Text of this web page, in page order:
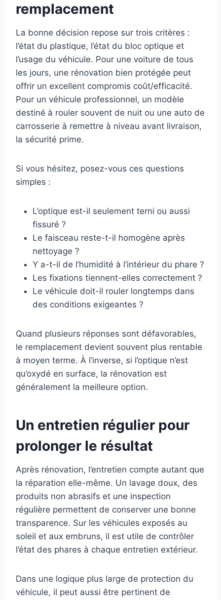
remplacement
La bonne décision repose sur trois critères :
l’état du plastique, l’état du bloc optique et
l’usage du véhicule. Pour une voiture de tous
les jours, une rénovation bien protégée peut
offrir un excellent compromis coût/efficacité.
Pour un véhicule professionnel, un modèle
destiné à rouler souvent de nuit ou une auto de
carrosserie à remettre à niveau avant livraison,
la sécurité prime.
Si vous hésitez, posez-vous ces questions
simples :
L’optique est-il seulement terni ou aussi
fissuré ?
Le faisceau reste-t-il homogène après
nettoyage ?
Y a-t-il de l’humidité à l’intérieur du phare ?
Les fixations tiennent-elles correctement ?
Le véhicule doit-il rouler longtemps dans
des conditions exigeantes ?
Quand plusieurs réponses sont défavorables,
le remplacement devient souvent plus rentable
à moyen terme. À l’inverse, si l’optique n’est
qu’oxydé en surface, la rénovation est
généralement la meilleure option.
Un entretien régulier pour
prolonger le résultat
Après rénovation, l’entretien compte autant que
la réparation elle-même. Un lavage doux, des
produits non abrasifs et une inspection
régulière permettent de conserver une bonne
transparence. Sur les véhicules exposés au
soleil et aux embruns, il est utile de contrôler
l’état des phares à chaque entretien extérieur.
Dans une logique plus large de protection du
véhicule, il peut aussi être pertinent de